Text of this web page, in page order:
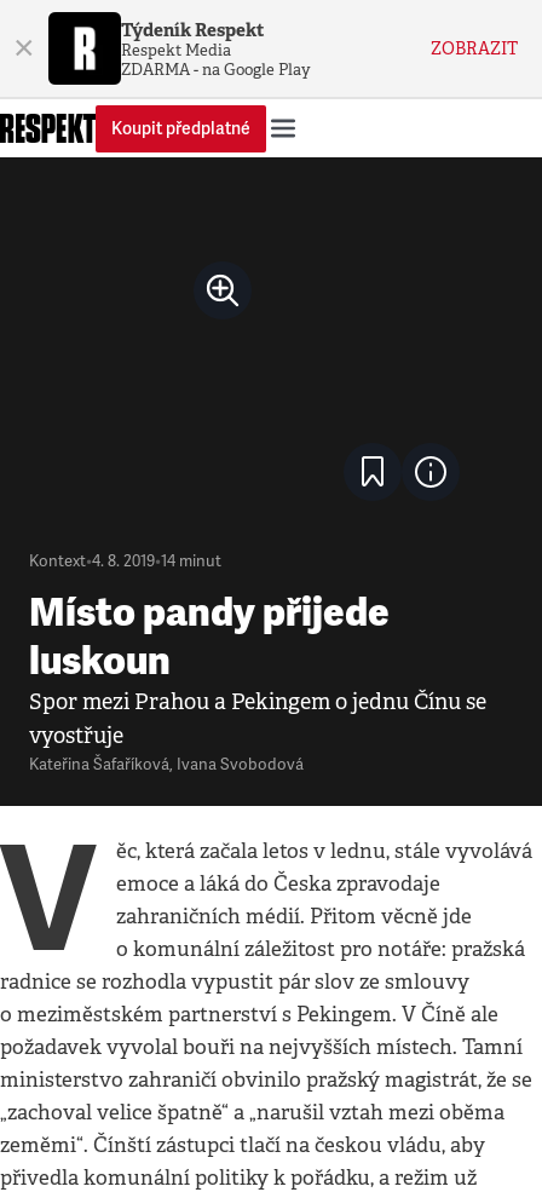
× Týdeník Respekt
Respekt Media
ZDARMA - na Google Play
ZOBRAZIT
Koupit předplatné
Kontext•4. 8. 2019•14 minut
Místo pandy přijede
luskoun
Spor mezi Prahou a Pekingem o jednu Čínu se
vyostřuje
Kateřina Šafaříková, Ivana Svobodová
V
ěc, která začala letos v lednu, stále vyvolává
emoce a láká do Česka zpravodaje
zahraničních médií. Přitom věcně jde
o komunální záležitost pro notáře: pražská
radnice se rozhodla vypustit pár slov ze smlouvy
o meziměstském partnerství s Pekingem. V Číně ale
požadavek vyvolal bouři na nejvyšších místech. Tamní
ministerstvo zahraničí obvinilo pražský magistrát, že se
„zachoval velice špatně“ a „narušil vztah mezi oběma
zeměmi“. Čínští zástupci tlačí na českou vládu, aby
přivedla komunální politiky k pořádku, a režim už